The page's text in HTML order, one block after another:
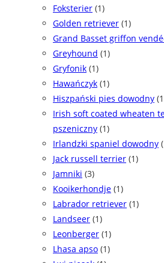
Foksterier (1)
Golden retriever (1)
Grand Basset griffon
Greyhound (1)
Gryfonik (1)
Hawańczyk (1)
Hiszpański pies dowodny
Irish soft coated wheaten
pszeniczny (1)
Irlandzki spaniel dowodny
Jack russell terrier (1)
Jamniki (3)
Kooikerhondje (1)
Labrador retriever (1)
Landseer (1)
Leonberger (1)
Lhasa apso (1)